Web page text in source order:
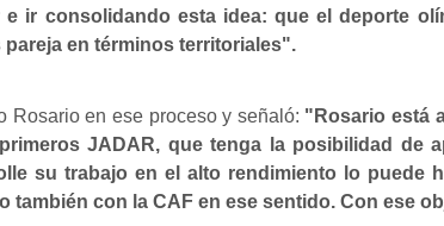
ir consolidando esta idea: que el deporte
en términos territoriales".
Rosario en ese proceso y señaló: "Rosario está
JADAR, que tenga la posibilidad de
su trabajo en el alto rendimiento lo puede
también con la CAF en ese sentido. Con ese